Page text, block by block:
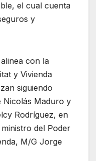
el cual cuenta
y
con la
y Vivienda
siguiendo
Nicolás Maduro y
Rodríguez, en
del Poder
M/G Jorge